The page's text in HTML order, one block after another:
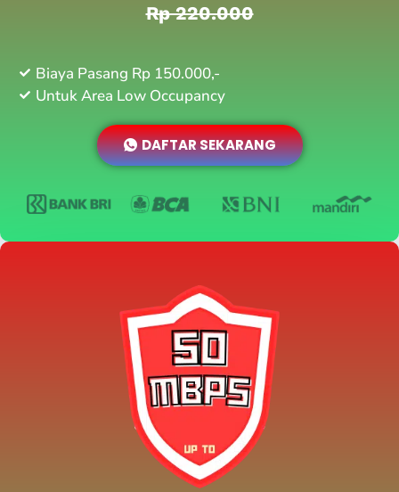
Rp 220.000
Biaya Pasang Rp 150.000,-
Untuk Area Low Occupancy
DAFTAR SEKARANG